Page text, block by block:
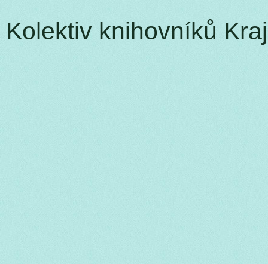
Kolektiv knihovníků